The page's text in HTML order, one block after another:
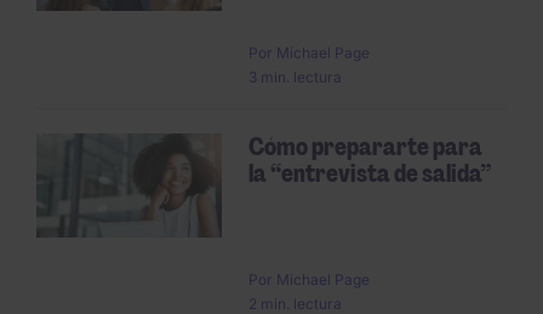
Por Michael Page
3 min. lectura
Cómo prepararte para
la “entrevista de salida”
Por Michael Page
2 min. lectura